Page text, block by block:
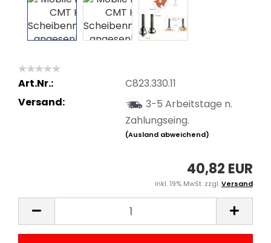
Art.Nr.:
C823.330.11
Versand:
3-5 Arbeitstage n.
Zahlungseing.
(Ausland abweichend)
40,82 EUR
inkl. 19% MwSt. zzgl.Versand